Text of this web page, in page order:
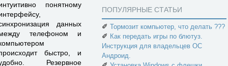
понятному
данных
телефоном и
быстро, и
Резервное
ПОПУЛЯРНЫЕ СТАТЬИ
✐ Тормозит компьютер, что делать ???
✐ Как передать игры по блютуз.
Инструкция для владельцев ОС
Андроид.